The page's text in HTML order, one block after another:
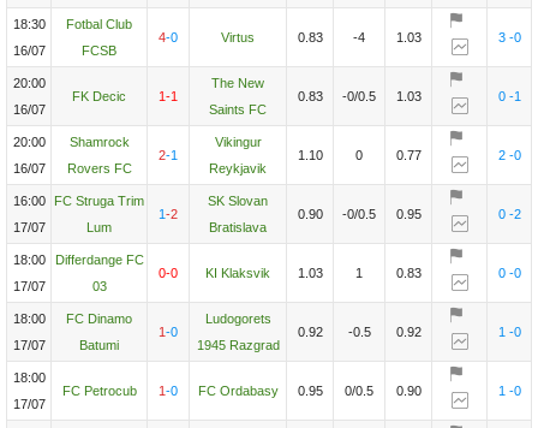
18:30
16/07
Fotbal Club
FCSB
4-0 Virtus 0.83 -4 1.03 3 -0
20:00
16/07
FK Decic 1-1
The New
Saints FC
0.83 -0/0.5 1.03 0 -1
20:00
16/07
Shamrock
Rovers FC
2-1
Vikingur
Reykjavik
1.10 0 0.77 2 -0
16:00
17/07
FC Struga Trim
Lum
1-2
SK Slovan
Bratislava
0.90 -0/0.5 0.95 0 -2
18:00
17/07
Differdange FC
03
0-0 KI Klaksvik 1.03 1 0.83 0 -0
18:00
17/07
FC Dinamo
Batumi
1-0
Ludogorets
1945 Razgrad
0.92 -0.5 0.92 1 -0
18:00
17/07
FC Petrocub 1-0 FC Ordabasy 0.95 0/0.5 0.90 1 -0